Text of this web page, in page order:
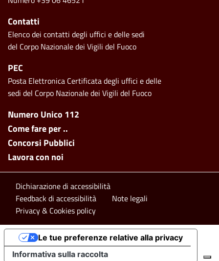
Footer side menu
Numero Unico 112
Come fare per ..
Concorsi Pubblici
Lavora con noi
Contatti
Elenco dei contatti degli uffici e delle sedi
del Corpo Nazionale dei Vigili del Fuoco
PEC
Posta Elettronica Certificata degli uffici e delle
sedi del Corpo Nazionale dei Vigili del Fuoco
Footer bottom
Dichiarazione di accessibilità
Feedback di accessibilità
Note legali
Privacy & Cookies policy
Informativa sulla raccolta
Le tue preferenze relative alla privacy